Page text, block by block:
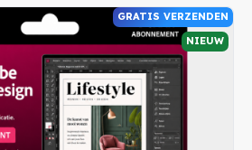
GRATIS VERZENDEN
NIEUW